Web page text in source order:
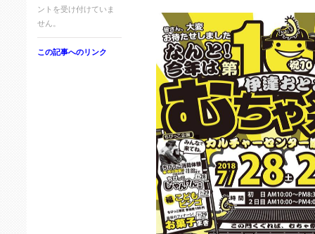
ントを受け付けていま
せん。
この記事へのリンク